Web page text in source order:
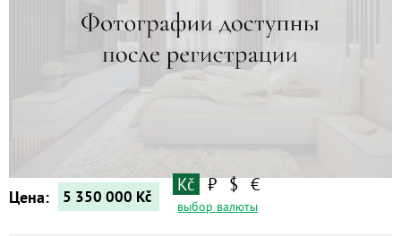
Цена: 5 350 000 Kč
Kč ₽ $ €
выбор валюты